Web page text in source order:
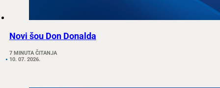
Novi šou Don Donalda
7 MINUTA ČITANJA
10. 07. 2026.